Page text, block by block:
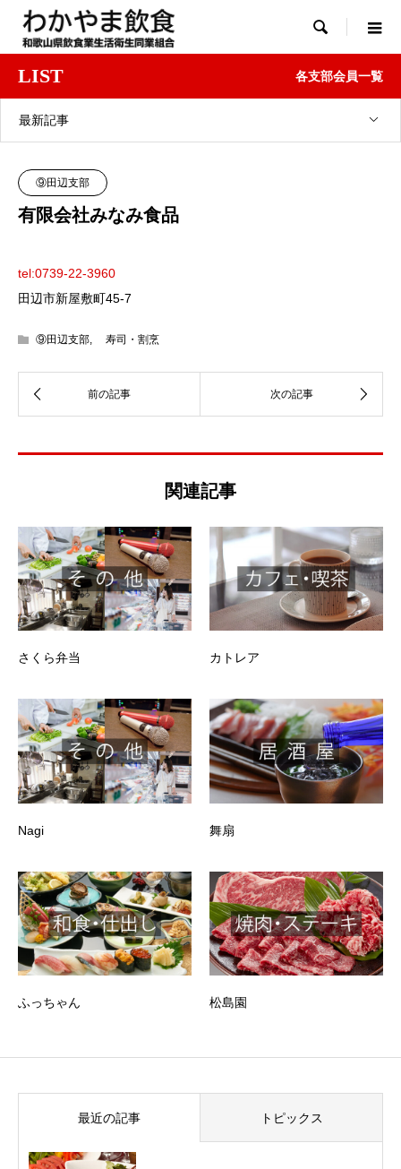

LIST 各支部会員一覧
最新記事
⑨田辺支部
有限会社みなみ食品
tel:0739-22-3960
田辺市新屋敷町45-7
⑨田辺支部, 寿司・割烹
関連記事
さくら弁当 カトレア
Nagi 舞扇
ふっちゃん 松島園
最近の記事 トピックス